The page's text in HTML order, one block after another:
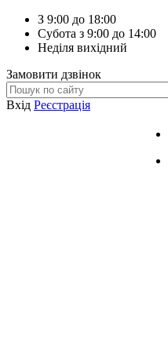
З 9:00 до 18:00
Субота з 9:00 до 14:00
Неділя вихідний
Замовити дзвінок
Вхід Реєстрація